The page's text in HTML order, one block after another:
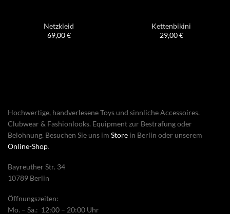
Netzkleid
69,00€
Kettenbikini
29,00€
Hochwertige, handverlesene Toys und sinnliche Accessoires.
Clubwear & Fashionlooks. Equipment zur Bestrafung oder
Belohnung. Besuchen Sie uns im Store in Berlin oder unserem
Online-Shop.
Bayreuther Str. 34
10789 Berlin
Öffnungszeiten:
Mo. – Sa.: 12:00 – 20:00 Uhr